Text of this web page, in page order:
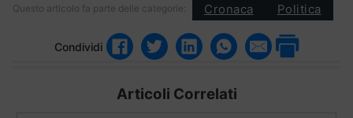
Questo articolo fa parte delle categorie: Cronaca Politica
Condividi
Articoli Correlati